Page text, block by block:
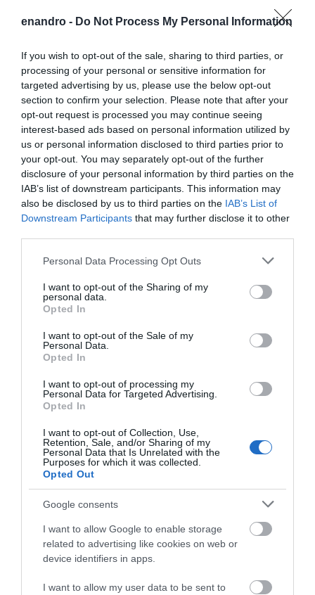
enandro - Do Not Process My Personal Information
If you wish to opt-out of the sale, sharing to third parties, or
processing of your personal or sensitive information for
targeted advertising by us, please use the below opt-out
section to confirm your selection. Please note that after your
opt-out request is processed you may continue seeing
interest-based ads based on personal information utilized by
us or personal information disclosed to third parties prior to
your opt-out. You may separately opt-out of the further
disclosure of your personal information by third parties on the
IAB’s list of downstream participants. This information may
also be disclosed by us to third parties on the IAB’s List of
Downstream Participants that may further disclose it to other
Please note that this website/app uses one or more Google
not limited to your visit or usage behaviour. You may click to
grant or deny consent to Google and its third-party tags to
use your data for below specified purposes in below Google
consent section.
Personal Data Processing Opt Outs
I want to opt-out of the Sharing of my
personal data.
Opted In
I want to opt-out of the Sale of my
Personal Data.
Opted In
I want to opt-out of processing my
Personal Data for Targeted Advertising.
Opted In
I want to opt-out of Collection, Use,
Retention, Sale, and/or Sharing of my
Personal Data that Is Unrelated with the
Purposes for which it was collected.
Opted Out
Google consents
I want to allow Google to enable storage
related to advertising like cookies on web or
device identifiers in apps.
I want to allow my user data to be sent to
Προτεινόμενα άρθρα
Η Άνδρος συνεχίζει να μπαρκάρει…
Φωτογραφίες-κειμήλια από καλοκαίρια στην Άνδρο –